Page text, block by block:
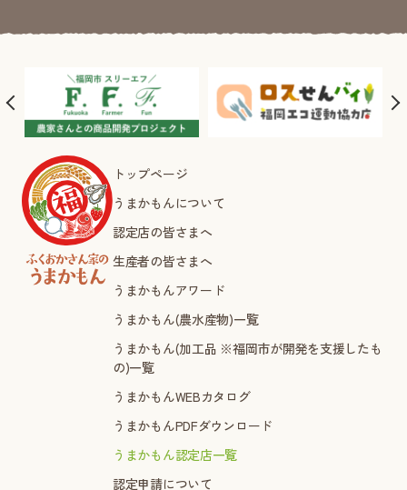
トップページ
うまかもんについて
認定店の皆さまへ
生産者の皆さまへ
うまかもんアワード
うまかもん(農水産物)一覧
うまかもん(加工品 ※福岡市が開発を支援したも
の)一覧
うまかもんWEBカタログ
うまかもんPDFダウンロード
うまかもん認定店一覧
認定申請について